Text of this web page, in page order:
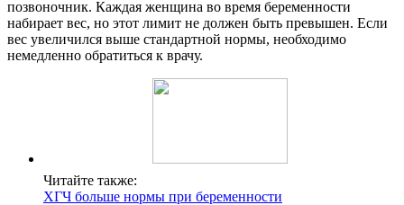
позвоночник. Каждая женщина во время беременности
набирает вес, но этот лимит не должен быть превышен. Если
вес увеличился выше стандартной нормы, необходимо
немедленно обратиться к врачу.
Читайте также:
ХГЧ больше нормы при беременности